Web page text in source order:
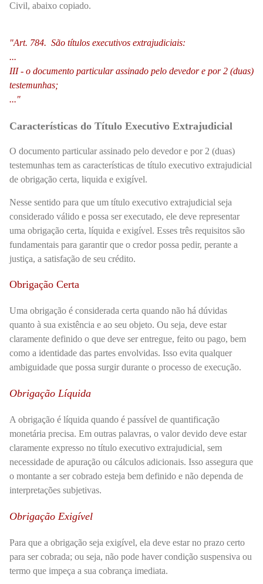
Civil, abaixo copiado.
"Art. 784. São títulos executivos extrajudiciais:
...
III - o documento particular assinado pelo devedor e por 2 (duas)
testemunhas;
..."
Características do Título Executivo Extrajudicial
O documento particular assinado pelo devedor e por 2 (duas)
testemunhas tem as características de título executivo extrajudicial
de obrigação certa, liquida e exigível.
Nesse sentido para que um título executivo extrajudicial seja
considerado válido e possa ser executado, ele deve representar
uma obrigação certa, líquida e exigível. Esses três requisitos são
fundamentais para garantir que o credor possa pedir, perante a
justiça, a satisfação de seu crédito.
Obrigação Certa
Uma obrigação é considerada certa quando não há dúvidas
quanto à sua existência e ao seu objeto. Ou seja, deve estar
claramente definido o que deve ser entregue, feito ou pago, bem
como a identidade das partes envolvidas. Isso evita qualquer
ambiguidade que possa surgir durante o processo de execução.
Obrigação Líquida
A obrigação é líquida quando é passível de quantificação
monetária precisa. Em outras palavras, o valor devido deve estar
claramente expresso no título executivo extrajudicial, sem
necessidade de apuração ou cálculos adicionais. Isso assegura que
o montante a ser cobrado esteja bem definido e não dependa de
interpretações subjetivas.
Obrigação Exigível
Para que a obrigação seja exigível, ela deve estar no prazo certo
para ser cobrada; ou seja, não pode haver condição suspensiva ou
termo que impeça a sua cobrança imediata.